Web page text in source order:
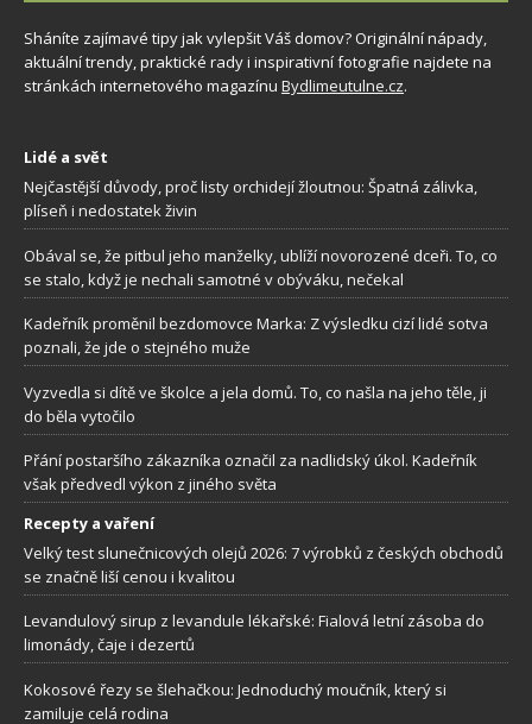
Sháníte zajímavé tipy jak vylepšit Váš domov? Originální nápady,
aktuální trendy, praktické rady i inspirativní fotografie najdete na
stránkách internetového magazínu Bydlimeutulne.cz.
Lidé a svět
Nejčastější důvody, proč listy orchidejí žloutnou: Špatná zálivka,
plíseň i nedostatek živin
Obával se, že pitbul jeho manželky, ublíží novorozené dceři. To, co
se stalo, když je nechali samotné v obýváku, nečekal
Kadeřník proměnil bezdomovce Marka: Z výsledku cizí lidé sotva
poznali, že jde o stejného muže
Vyzvedla si dítě ve školce a jela domů. To, co našla na jeho těle, ji
do běla vytočilo
Přání postaršího zákazníka označil za nadlidský úkol. Kadeřník
však předvedl výkon z jiného světa
Recepty a vaření
Velký test slunečnicových olejů 2026: 7 výrobků z českých obchodů
se značně liší cenou i kvalitou
Levandulový sirup z levandule lékařské: Fialová letní zásoba do
limonády, čaje i dezertů
Kokosové řezy se šlehačkou: Jednoduchý moučník, který si
zamiluje celá rodina